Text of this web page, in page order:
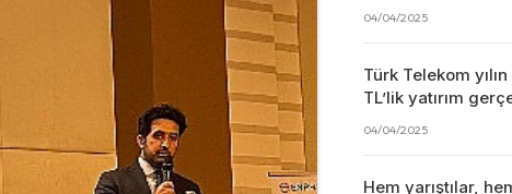
04/04/2025
Türk Telekom
TL’lik yatırım
04/04/2025
Hem yarıştılar,